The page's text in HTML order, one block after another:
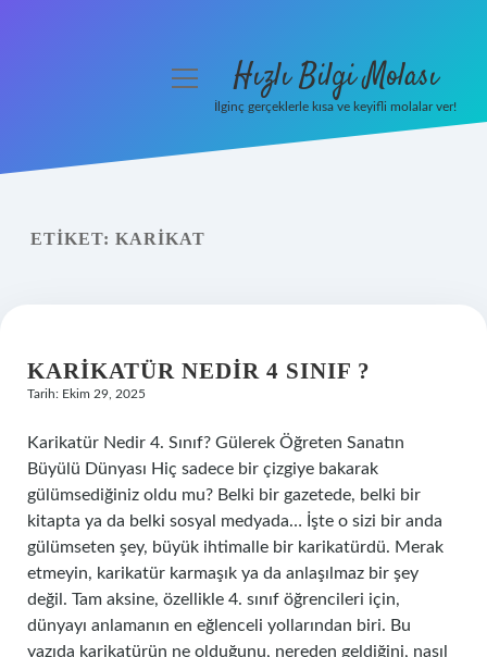
Yasal Uyarı
menüyüHızlı Bilgi Molası
İlginç gerçeklerle kısa ve keyifli molalar ver!
ETIKET: KARIKAT
KARIKATÜR NEDIR 4 SINIF ?
Tarih: Ekim 29, 2025
Karikatür Nedir 4. Sınıf? Gülerek Öğreten Sanatın
Büyülü Dünyası Hiç sadece bir çizgiye bakarak
gülümsediğiniz oldu mu? Belki bir gazetede, belki bir
kitapta ya da belki sosyal medyada… İşte o sizi bir anda
gülümseten şey, büyük ihtimalle bir karikatürdü. Merak
etmeyin, karikatür karmaşık ya da anlaşılmaz bir şey
değil. Tam aksine, özellikle 4. sınıf öğrencileri için,
dünyayı anlamanın en eğlenceli yollarından biri. Bu
yazıda karikatürün ne olduğunu, nereden geldiğini, nasıl